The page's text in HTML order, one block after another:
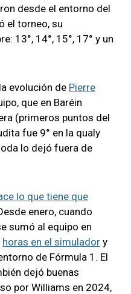
desde el entorno del
el torneo, su
13°, 14°, 15°, 17° y un
evolución de Pierre
que en Baréin
(primeros puntos del
fue 9° en la qualy
lo dejó fuera de
lo que tiene que
enero, cuando
sumó al equipo en
horas en el simulador y
de Fórmula 1. El
dejó buenas
por Williams en 2024,